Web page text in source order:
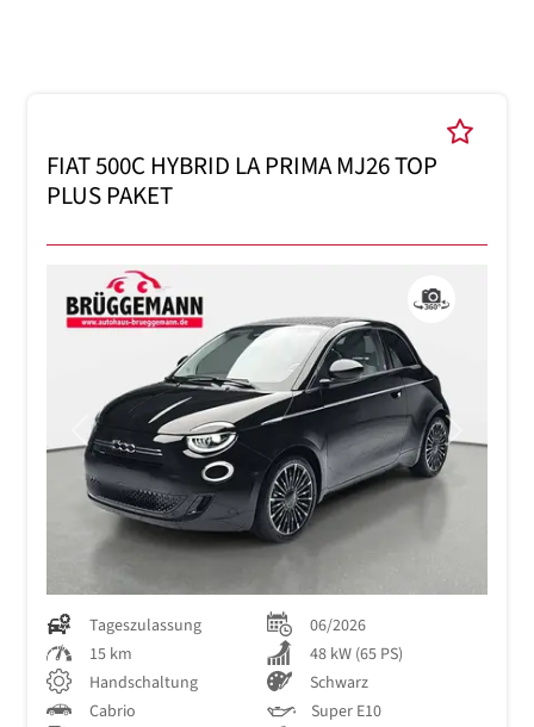
FIAT 500C HYBRID LA PRIMA MJ26 TOP
PLUS PAKET
Previous Next
Tageszulassung
06/2026
15 km
48 kW (65 PS)
Handschaltung
Schwarz
Cabrio
Super E10